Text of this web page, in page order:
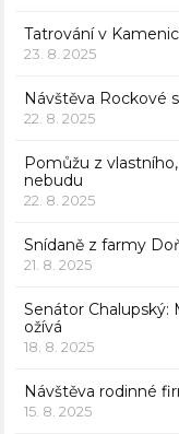
Tatrování v
23. 8. 2025
Návštěva Rockové
22. 8. 2025
Pomůžu z
nebudu
22. 8. 2025
Snídaně z farmy
21. 8. 2025
Senátor Chalupský:
ožívá
18. 8. 2025
Návštěva rodinné
15. 8. 2025